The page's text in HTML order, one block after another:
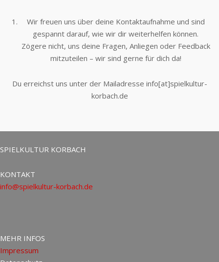
Wir freuen uns über deine Kontaktaufnahme und sind
gespannt darauf, wie wir dir weiterhelfen können.
Zögere nicht, uns deine Fragen, Anliegen oder Feedback
mitzuteilen – wir sind gerne für dich da!
Du erreichst uns unter der Mailadresse info[at]spielkultur-
korbach.de
SPIELKULTUR KORBACH
KONTAKT
info@spielkultur-korbach.de
MEHR INFOS
Impressum